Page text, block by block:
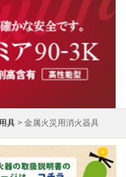
具 > 金属火災用消火器具